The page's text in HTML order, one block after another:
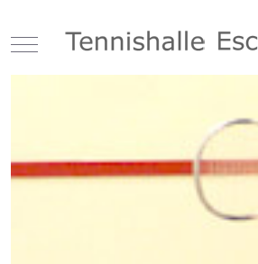
Mobile Menu Toggle